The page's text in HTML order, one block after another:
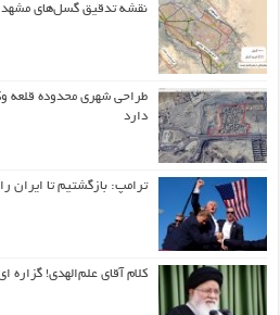
نقشه تدقیق گسل‌های مشهد
دارد
ترامپ: بازگشتیم تا ایران
کلام آقای علم‌الهدی! گزاره